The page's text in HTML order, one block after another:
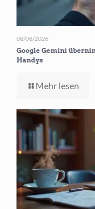
08/08/2026
Google Gemini
Handys
Mehr lesen